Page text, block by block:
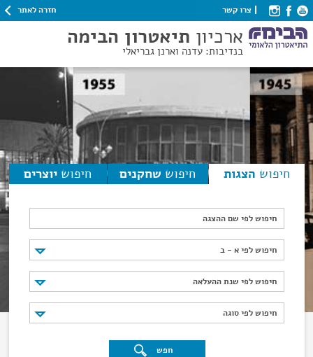
צרו קשר חזרה לאתר
ארכיון תיאטרון הבימה
בנדיבות: עדנה וארנן גבריאלי
חיפוש הצגות חיפוש שחקנים חיפוש יוצרים
חיפוש לפי שם ההצגה
חיפוש לפי א - ב
חיפוש לפי א - ב
חיפוש לפי שנת ההעלאה
חיפוש לפי שנת ההעלאה
חיפוש לפי סוגה
חיפוש לפי סוגה
חפש